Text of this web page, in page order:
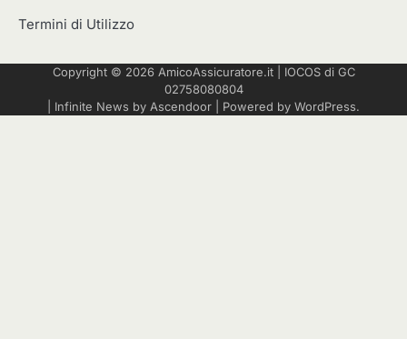
Termini di Utilizzo
Copyright © 2026 AmicoAssicuratore.it| IOCOSdi GC
02758080804
| Infinite News by Ascendoor | Powered by WordPress.